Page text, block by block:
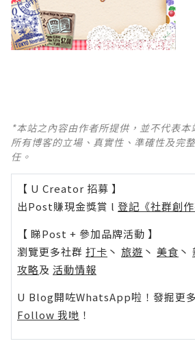
*本站之內容由作者所提供，並不代表
所有博客的立場、真實性、準確性及完
任。
【 U Creator 招募 】
出Post賺現金獎賞 l 登記《社群創作
【 睇Post + 參加品牌活動 】
瀏覽更多社群 打卡 丶 旅遊 丶 美食 丶
攻略及 活動情報
U Blog開咗WhatsApp啦！發掘更
Follow 我哋 ！